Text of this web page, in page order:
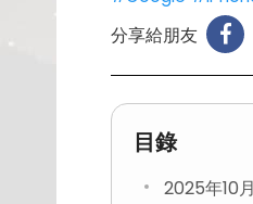
分享給朋友
目錄
2025年10